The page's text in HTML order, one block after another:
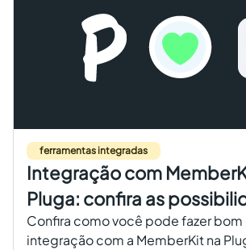
Entrar
PT
ferramentas integradas
Integração com
Pluga: confira as
Confira como você pode fazer
integração com a MemberKit na